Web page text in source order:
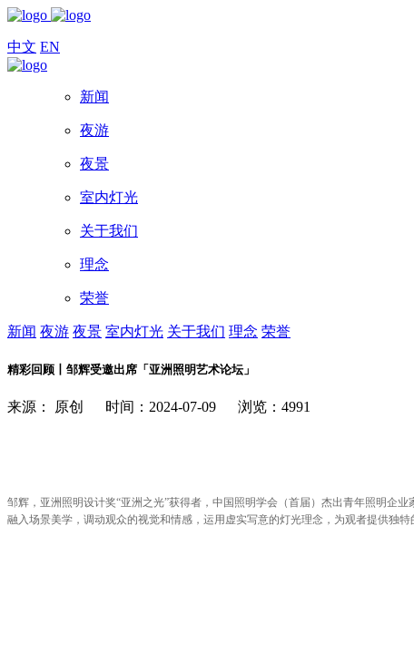
中文 EN
新闻
夜游
夜景
室内灯光
关于我们
理念
荣誉
新闻 夜游 夜景 室内灯光 关于我们 理念 荣誉
精彩回顾丨邹辉受邀出席「亚洲照明艺术论坛」
来源： 原创 时间：2024-07-09 浏览：4991
邹辉，亚洲照明设计奖“亚洲之光”获得者，中国照明学会（首届）杰出青年照明企
融入场景美学，调动观众的视觉和情感，运用虚实写意的灯光理念，为观者提供独特